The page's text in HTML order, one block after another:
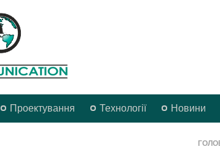
Проектування Технології Новини